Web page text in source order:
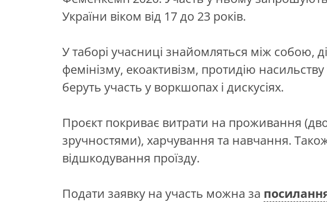
України віком від 17 до 23 років.
У таборі учасниці знайомляться між собою,
фемінізму, екоактивізм, протидію
беруть участь у воркшопах і дискусіях.
Проєкт покриває витрати на проживання
зручностями), харчування та навчання.
відшкодування проїзду.
Подати заявку на участь можна за